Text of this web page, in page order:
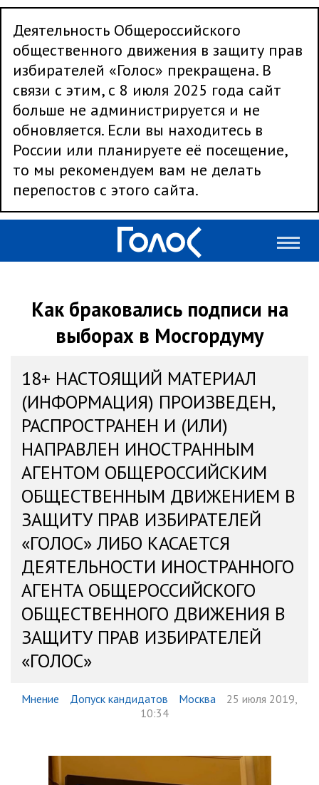
Деятельность Общероссийского
общественного движения в защиту прав
избирателей «Голос» прекращена. В
связи с этим, с 8 июля 2025 года сайт
больше не администрируется и не
обновляется. Если вы находитесь в
России или планируете её посещение,
то мы рекомендуем вам не делать
перепостов с этого сайта.
Как браковались подписи на
выборах в Мосгордуму
18+ НАСТОЯЩИЙ МАТЕРИАЛ
(ИНФОРМАЦИЯ) ПРОИЗВЕДЕН,
РАСПРОСТРАНЕН И (ИЛИ)
НАПРАВЛЕН ИНОСТРАННЫМ
АГЕНТОМ ОБЩЕРОССИЙСКИМ
ОБЩЕСТВЕННЫМ ДВИЖЕНИЕМ В
ЗАЩИТУ ПРАВ ИЗБИРАТЕЛЕЙ
«ГОЛОС» ЛИБО КАСАЕТСЯ
ДЕЯТЕЛЬНОСТИ ИНОСТРАННОГО
АГЕНТА ОБЩЕРОССИЙСКОГО
ОБЩЕСТВЕННОГО ДВИЖЕНИЯ В
ЗАЩИТУ ПРАВ ИЗБИРАТЕЛЕЙ
«ГОЛОС»
Мнение Допуск кандидатов Москва
25 июля 2019,
10:34